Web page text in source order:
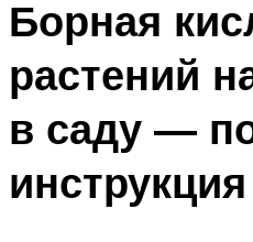
Борная
растений
в саду —
инструкция